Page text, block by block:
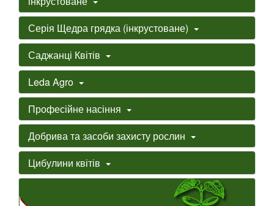
Серія Щедра грядка (інкрустоване)
Саджанці Квітів
Leda Agro
Професійне насіння
Добрива та засоби захисту рослин
Цибулини квітів